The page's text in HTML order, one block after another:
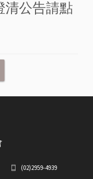
清公告請點
(02)2959-4939